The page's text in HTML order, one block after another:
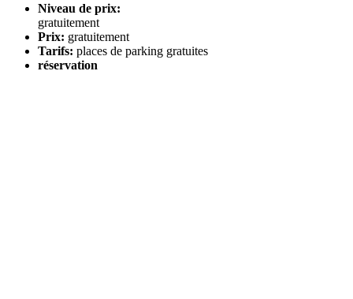
Niveau de prix:
gratuitement
Prix: gratuitement
Tarifs: places de parking gratuites
réservation